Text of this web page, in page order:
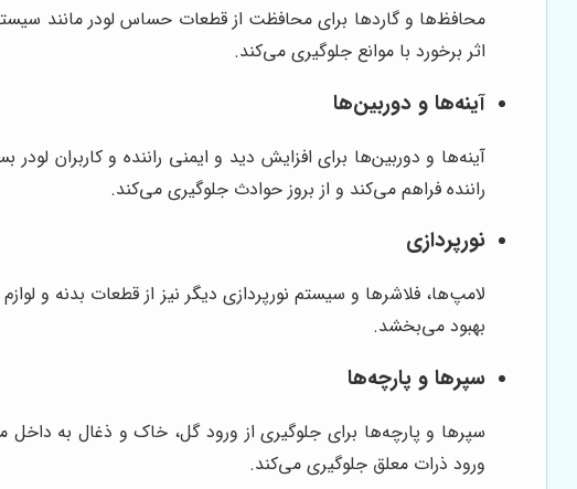
محافظ‌ها و گاردها برای محافظت از قطعات حساس لودر مانند
اثر برخورد با موانع جلوگیری می‌کند.
آینه‌ها و دوربین‌ها
آینه‌ها و دوربین‌ها برای افزایش دید و ایمنی راننده و کاربران
راننده فراهم می‌کند و از بروز حوادث جلوگیری می‌کند.
نورپردازی
لامپ‌ها، فلاشرها و سیستم نورپردازی دیگر نیز از قطعات بدنه و
بهبود می‌بخشد.
سپرها و پارچه‌ها
سپرها و پارچه‌ها برای جلوگیری از ورود گل، خاک و ذغال به
ورود ذرات معلق جلوگیری می‌کند.